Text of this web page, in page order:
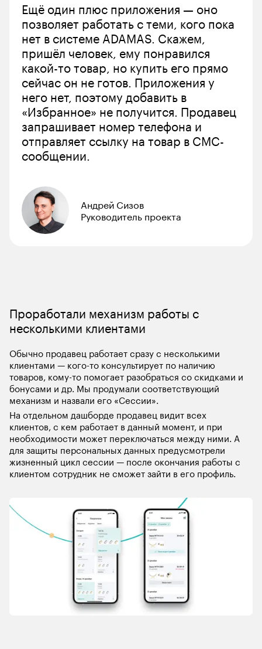
Ещё один плюс приложения — оно
позволяет работать с теми, кого пока
нет в системе ADAMAS. Скажем,
пришёл человек, ему понравился
какой-то товар, но купить его прямо
сейчас он не готов. Приложения у
него нет, поэтому добавить в
«Избранное» не получится. Продавец
запрашивает номер телефона и
отправляет ссылку на товар в СМС-
сообщении.
Андрей Сизов
Руководитель проекта
Проработали механизм работы с
Обычно продавец работает сразу с несколькими
клиентами — кого-то консультирует по наличию
товаров, кому-то помогает разобраться со скидками и
бонусами и др. Мы продумали соответствующий
механизм и назвали его «Сессии».
На отдельном дашборде продавец видит всех
клиентов, с кем работает в данный момент, и при
необходимости может переключаться между ними. А
для защиты персональных данных предусмотрели
жизненный цикл сессии — после окончания работы с
клиентом сотрудник не сможет зайти в его профиль.